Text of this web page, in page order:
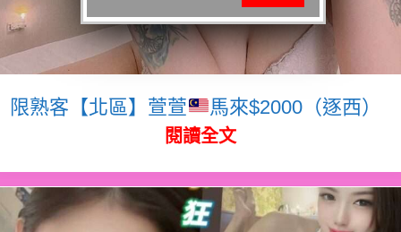
限熟客【北區】萱萱 馬來$2000（逐西）
閱讀全文